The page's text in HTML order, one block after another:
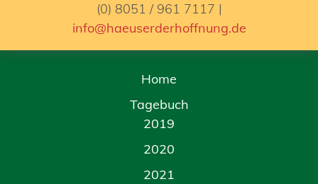
(0) 8051 / 961 7117 |
info@haeuserderhoffnung.de
Home
Tagebuch
2019
2020
2021